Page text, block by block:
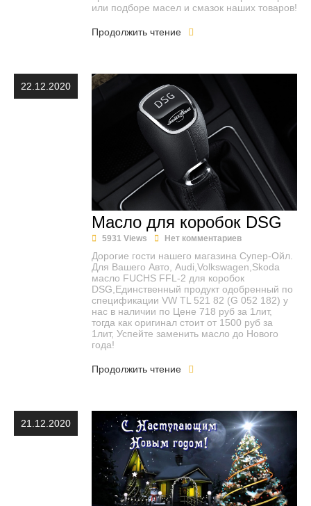
или подборе масел и смазок наших товаров!
Продолжить чтение
22.12.2020
Масло для коробок DSG
5931 Views Нет комментариев
Дорогие гости нашего магазина Супер-Ойл.
Для Вашего Авто, Audi,Volkswagen,Skoda
масло FUCHS FFL-2 для коробок
DSG,Единственный продукт одобренный по
спецификации VW TL 521 82 (G 052 182) у
нас в наличии по Цене 718 руб за 1лит,
тогда как оригинал стоит от 1500 руб за
1лит, Успейте заменить масло до Нового
года!
Продолжить чтение
21.12.2020